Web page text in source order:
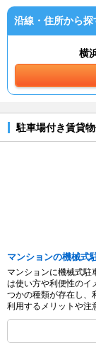
沿線・住所から探
横
駐車場付き賃貸
マンションの機械式
マンションに機械式駐
は使い方や利便性のイ
つかの種類が存在し、
利用するメリットや注